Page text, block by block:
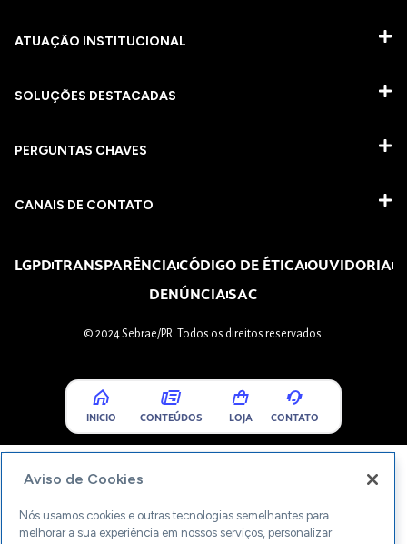
ATUAÇÃO INSTITUCIONAL
SOLUÇÕES DESTACADAS
PERGUNTAS CHAVES​
CANAIS DE CONTATO
LGPDTRANSPARÊNCIACÓDIGO DE ÉTICAOUVIDORIA
DENÚNCIASAC
© 2024 Sebrae/PR. Todos os direitos reservados.
INICIO CONTEÚDOS LOJA CONTATO
Aviso de Cookies
Nós usamos cookies e outras tecnologias semelhantes para
melhorar a sua experiência em nossos serviços, personalizar